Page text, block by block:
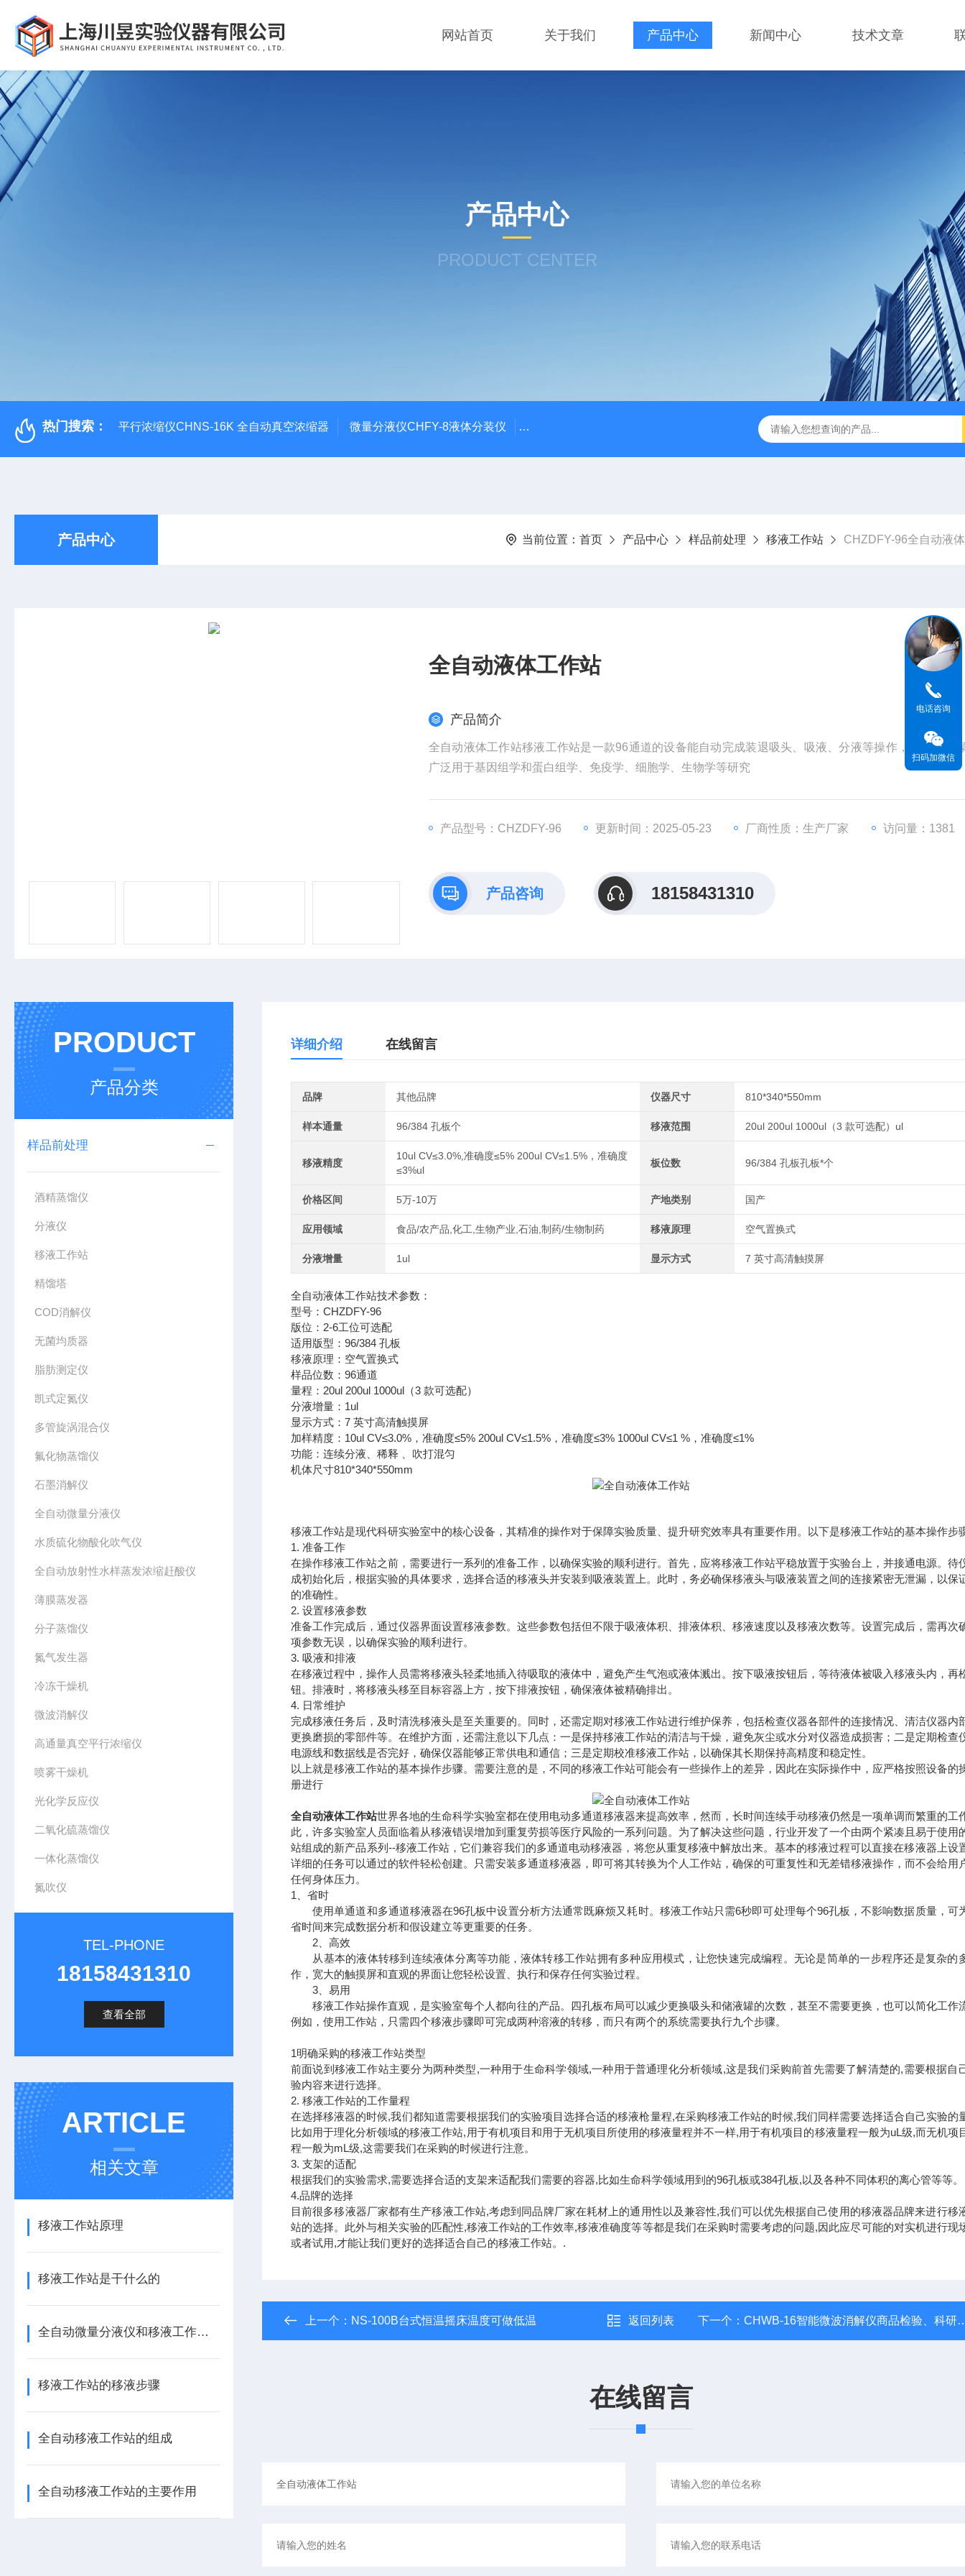
网站首页 关于我们 产品中心 新闻中心 技术文章
产品中心
PRODUCT CENTER
热门搜索： 平行浓缩仪CHNS-16K 全自动真空浓缩器 微量分液仪CHFY-8液体分装仪 全自动放射性水样蒸发浓缩赶酸仪ZDGS-8 厌氧手套箱YQX-I半自动厌氧培养箱
产品中心 当前位置： 首页 产品中心 样品前处理 移液工作站 CHZDFY-96全自动液
全自动液体工作站
产品简介
全自动液体工作站移液工作站是一款96通道的设备能自动完成装退吸头、吸液、分液等操作，无需人工
广泛用于基因组学和蛋白组学、免疫学、细胞学、生物学等研究
产品型号：CHZDFY-96 更新时间：2025-05-23 厂商性质：生产厂家 访问量：1381
产品咨询 18158431310
PRODUCT
产品分类
样品前处理
酒精蒸馏仪
分液仪
移液工作站
精馏塔
COD消解仪
无菌均质器
脂肪测定仪
凯式定氮仪
多管旋涡混合仪
氟化物蒸馏仪
石墨消解仪
全自动微量分液仪
水质硫化物酸化吹气仪
全自动放射性水样蒸发浓缩赶酸仪
薄膜蒸发器
分子蒸馏仪
氮气发生器
冷冻干燥机
微波消解仪
高通量真空平行浓缩仪
喷雾干燥机
光化学反应仪
二氧化硫蒸馏仪
一体化蒸馏仪
氮吹仪
TEL-PHONE
18158431310
查看全部
ARTICLE
相关文章
移液工作站原理
移液工作站是干什么的
全自动微量分液仪和移液工作站的区别
移液工作站的移液步骤
全自动移液工作站的组成
全自动移液工作站的主要作用
详细介绍 在线留言
品牌 其他品牌 仪器尺寸 810*340*550mm
样本通量 96/384 孔板个 移液范围 20ul 200ul 1000ul（3 款可选配）ul
移液精度
10ul CV≤3.0%,准确度≤5% 200ul CV≤1.5%，准确度
≤3%ul
板位数 96/384 孔板孔板*个
价格区间 5万-10万 产地类别 国产
应用领域 食品/农产品,化工,生物产业,石油,制药/生物制药 移液原理 空气置换式
分液增量 1ul 显示方式 7 英寸高清触摸屏
全自动液体工作站技术参数：
型号：CHZDFY-96
版位：2-6工位可选配
适用版型：96/384 孔板
移液原理：空气置换式
样品位数：96通道
量程：20ul 200ul 1000ul（3 款可选配）
分液增量：1ul
显示方式：7 英寸高清触摸屏
加样精度：10ul CV≤3.0%，准确度≤5% 200ul CV≤1.5%，准确度≤3% 1000ul CV≤1 %，准确度≤1%
功能：连续分液、稀释 、吹打混匀
机体尺寸810*340*550mm
移液工作站是现代科研实验室中的核心设备，其精准的操作对于保障实验质量、提升研究效率具有重要作用。以下是移液工作站的基本操作步
1. 准备工作
在操作移液工作站之前，需要进行一系列的准备工作，以确保实验的顺利进行。首先，应将移液工作站平稳放置于实验台上，并接通电源。待
成初始化后，根据实验的具体要求，选择合适的移液头并安装到吸液装置上。此时，务必确保移液头与吸液装置之间的连接紧密无泄漏，以保
的准确性。
2. 设置移液参数
准备工作完成后，通过仪器界面设置移液参数。这些参数包括但不限于吸液体积、排液体积、移液速度以及移液次数等。设置完成后，需再次
项参数无误，以确保实验的顺利进行。
3. 吸液和排液
在移液过程中，操作人员需将移液头轻柔地插入待吸取的液体中，避免产生气泡或液体溅出。按下吸液按钮后，等待液体被吸入移液头内，再
钮。排液时，将移液头移至目标容器上方，按下排液按钮，确保液体被精确排出。
4. 日常维护
完成移液任务后，及时清洗移液头是至关重要的。同时，还需定期对移液工作站进行维护保养，包括检查仪器各部件的连接情况、清洁仪器内
更换磨损的零部件等。在维护方面，还需注意以下几点：一是保持移液工作站的清洁与干燥，避免灰尘或水分对仪器造成损害；二是定期检查
电源线和数据线是否完好，确保仪器能够正常供电和通信；三是定期校准移液工作站，以确保其长期保持高精度和稳定性。
以上就是移液工作站的基本操作步骤。需要注意的是，不同的移液工作站可能会有一些操作上的差异，因此在实际操作中，应严格按照设备的
册进行
全自动液体工作站世界各地的生命科学实验室都在使用电动多通道移液器来提高效率，然而，长时间连续手动移液仍然是一项单调而繁重的工
此，许多实验室人员面临着从移液错误增加到重复劳损等医疗风险的一系列问题。为了解决这些问题，行业开发了一个由两个紧凑且易于使用
站组成的新产品系列--移液工作站，它们兼容我们的多通道电动移液器，将您从重复移液中解放出来。基本的移液过程可以直接在移液器上设
详细的任务可以通过的软件轻松创建。只需安装多通道移液器，即可将其转换为个人工作站，确保的可重复性和无差错移液操作，而不会给用
任何身体压力。
1、省时
使用单通道和多通道移液器在96孔板中设置分析方法通常既麻烦又耗时。移液工作站只需6秒即可处理每个96孔板，不影响数据质量，可
省时间来完成数据分析和假设建立等更重要的任务。
2、高效
从基本的液体转移到连续液体分离等功能，液体转移工作站拥有多种应用模式，让您快速完成编程。无论是简单的一步程序还是复杂的
作，宽大的触摸屏和直观的界面让您轻松设置、执行和保存任何实验过程。
3、易用
移液工作站操作直观，是实验室每个人都向往的产品。四孔板布局可以减少更换吸头和储液罐的次数，甚至不需要更换，也可以简化工作
例如，使用工作站，只需四个移液步骤即可完成两种溶液的转移，而只有两个的系统需要执行九个步骤。
1明确采购的移液工作站类型
前面说到移液工作站主要分为两种类型,一种用于生命科学领域,一种用于普通理化分析领域,这是我们采购前首先需要了解清楚的,需要根据自
验内容来进行选择。
2. 移液工作站的工作量程
在选择移液器的时候,我们都知道需要根据我们的实验项目选择合适的移液枪量程,在采购移液工作站的时候,我们同样需要选择适合自己实验的
比如用于理化分析领域的移液工作站,用于有机项目和用于无机项目所使用的移液量程并不一样,用于有机项目的移液量程一般为uL级,而无机项
程一般为mL级,这需要我们在采购的时候进行注意。
3. 支架的适配
根据我们的实验需求,需要选择合适的支架来适配我们需要的容器,比如生命科学领域用到的96孔板或384孔板,以及各种不同体积的离心管等等。
4.品牌的选择
目前很多移液器厂家都有生产移液工作站,考虑到同品牌厂家在耗材上的通用性以及兼容性,我们可以优先根据自己使用的移液器品牌来进行移
站的选择。此外与相关实验的匹配性,移液工作站的工作效率,移液准确度等等都是我们在采购时需要考虑的问题,因此应尽可能的对实机进行现
或者试用,才能让我们更好的选择适合自己的移液工作站。.
上一个： NS-100B台式恒温摇床温度可做低温 返回列表 下一个：CHWB-16智能微波消解仪商品检验、科研院所
在线留言
电话咨询
扫码加微信